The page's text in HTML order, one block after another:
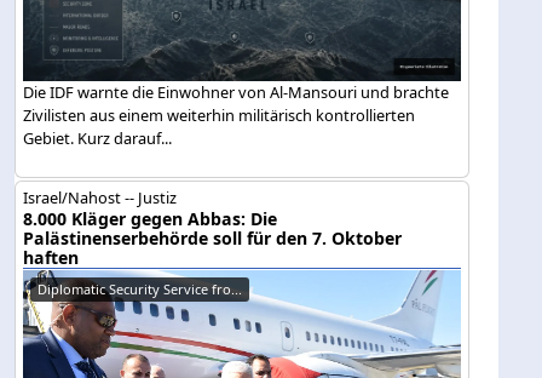
Die IDF warnte die Einwohner von Al-Mansouri und brachte
Zivilisten aus einem weiterhin militärisch kontrollierten
Gebiet. Kurz darauf...
Israel/Nahost -- Justiz
8.000 Kläger gegen Abbas: Die
Palästinenserbehörde soll für den 7. Oktober
haften
Diplomatic Security Service fro...